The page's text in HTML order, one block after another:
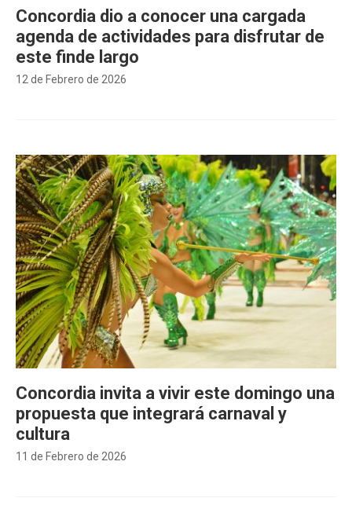
12 de Febrero de 2026
Concordia dio a conocer una cargada
agenda de actividades para disfrutar de
este finde largo
11 de Febrero de 2026
Concordia invita a vivir este domingo una
propuesta que integrará carnaval y
cultura